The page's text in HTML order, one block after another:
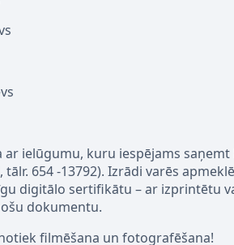
ar ielūgumu, kuru iespējams saņemt
, tālr. 654-13792). Izrādi varēs
digitālo sertifikātu –ar izprintētu
dokumentu.
filmēšana un fotografēšana!